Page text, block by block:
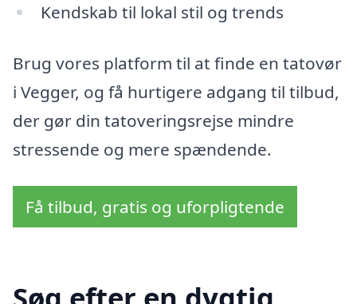
Kendskab til lokal stil og trends
Brug vores platform til at finde en tatovør
i Vegger, og få hurtigere adgang til tilbud,
der gør din tatoveringsrejse mindre
stressende og mere spændende.
Få tilbud, gratis og uforpligtende